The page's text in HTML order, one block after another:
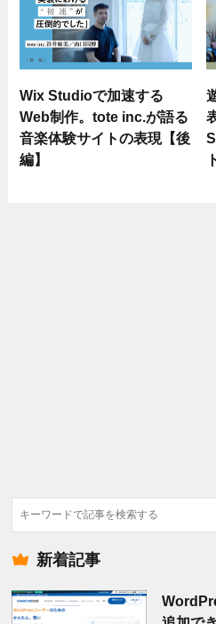
Wix Studioで加速する
Web制作。tote inc.が語る
音楽体験サイトの表現【後
編】
検
索
新着記事